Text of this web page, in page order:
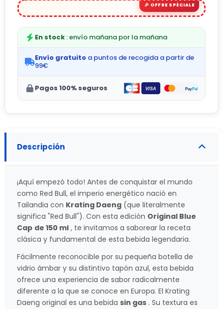
En stock : envío mañana por la mañana
Envío gratuito a puntos de recogida a partir de
99€
Pagos 100% seguros
Descripción
¡Aquí empezó todo! Antes de conquistar el mundo
como Red Bull, el imperio energético nació en
Tailandia con Krating Daeng (que literalmente
significa "Red Bull"). Con esta edición Original Blue
Cap de 150 ml , te invitamos a saborear la receta
clásica y fundamental de esta bebida legendaria.
Fácilmente reconocible por su pequeña botella de
vidrio ámbar y su distintivo tapón azul, esta bebida
ofrece una experiencia de sabor radicalmente
diferente a la que se conoce en Europa. El Krating
Daeng original es una bebida sin gas . Su textura es